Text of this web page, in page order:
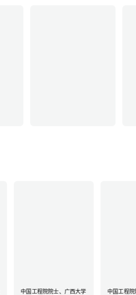
中国工程院院士、广西大学
中国工程